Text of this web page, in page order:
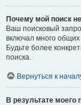
Почему мой поиск
Ваш поисковый
включал много
Будьте более
поиска.
Вернуться к
В результате моего